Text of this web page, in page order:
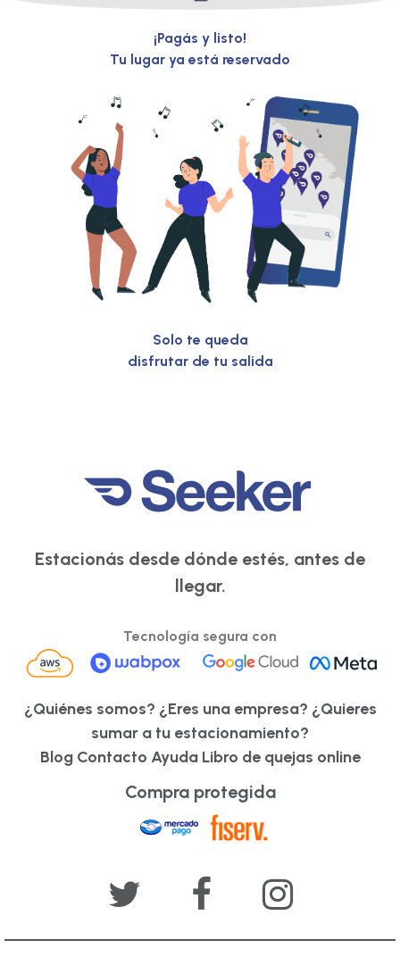
¡Pagás y listo!
Tu lugar ya está reservado
Solo te queda
disfrutar de tu salida
Estacionás desde dónde estés, antes de
llegar.
Tecnología segura con
¿Quiénes somos? ¿Eres una empresa? ¿Quieres
sumar a tu estacionamiento?
Blog Contacto Ayuda Libro de quejas online
Compra protegida